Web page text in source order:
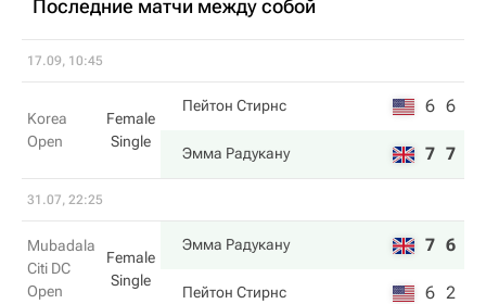
Последние матчи между собой
17.09, 10:45
Korea
Open
Female
Single
Пейтон Стирнс 6 6
Эмма Радукану 7 7
31.07, 22:25
Mubadala
Citi DC
Open
Female
Single
Эмма Радукану 7 6
Пейтон Стирнс 6 2